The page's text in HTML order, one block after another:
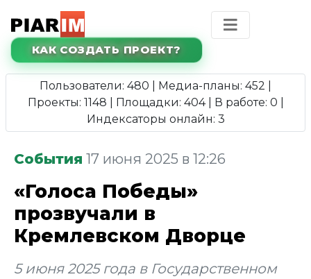
КАК СОЗДАТЬ ПРОЕКТ?
Пользователи: 480 | Медиа-планы: 452 |
Проекты: 1148 | Площадки: 404 | В работе: 0 |
Индексаторы онлайн: 3
События 17 июня 2025 в 12:26
«Голоса Победы»
прозвучали в
Кремлевском Дворце
5 июня 2025 года в Государственном